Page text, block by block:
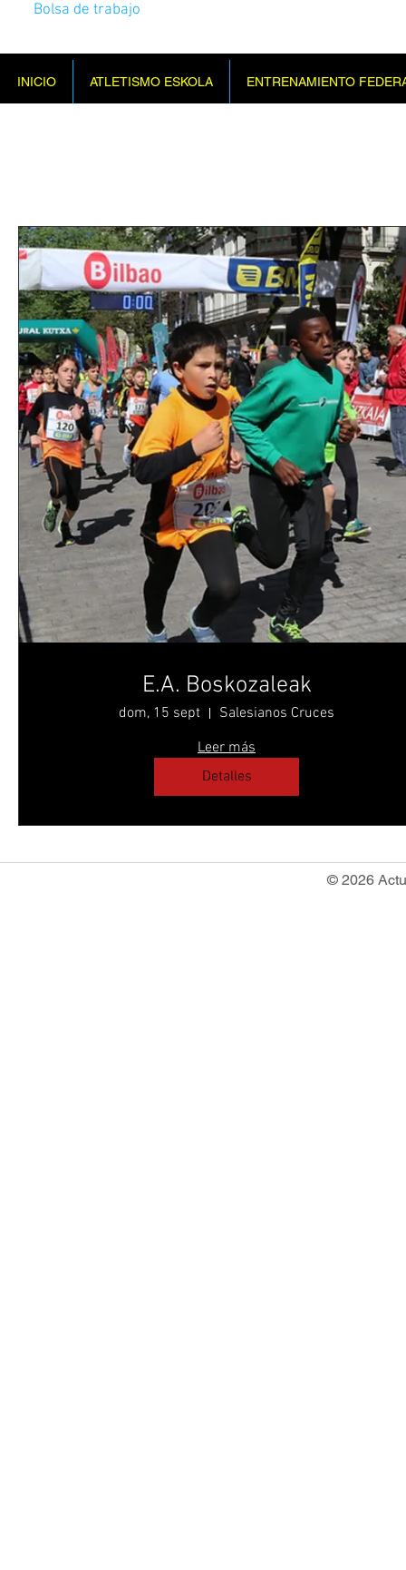
Bolsa de trabajo
INICIO ATLETISMO ESKOLA ENTRENAMIENTO
E.A. Boskozaleak
dom, 15 sept
Salesianos Cruces
Leer más
Detalles
© 2026